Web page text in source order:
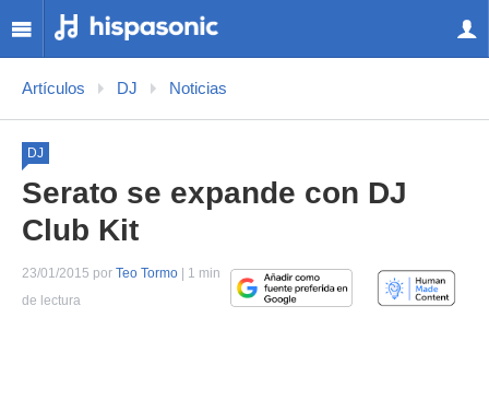
Artículos DJ Noticias
DJ
Serato se expande con DJ
Club Kit
23/01/2015 por Teo Tormo | 1 min
de lectura